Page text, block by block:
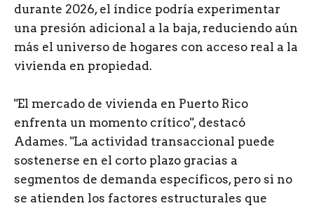
durante 2026, el índice podría experimentar
una presión adicional a la baja, reduciendo aún
más el universo de hogares con acceso real a la
vivienda en propiedad.
"El mercado de vivienda en Puerto Rico
enfrenta un momento crítico", destacó
Adames. "La actividad transaccional puede
sostenerse en el corto plazo gracias a
segmentos de demanda específicos, pero si no
se atienden los factores estructurales que